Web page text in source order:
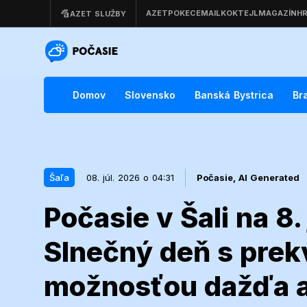
Domov Slovensko Banská Bystrica
Šaľa 08. júl. 2026 o 04:31 Počasie, AI Generated
Počasie v Šali na
Slnečný deň s
možnosťou dažďa
Počasie v